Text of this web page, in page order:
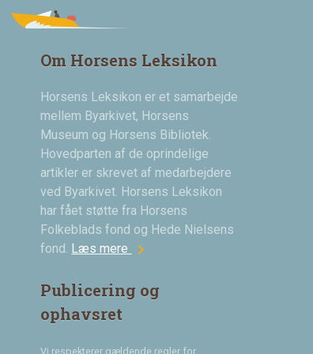
Om Horsens Leksikon
Horsens Leksikon er et samarbejde
mellem Byarkivet, Horsens
Museum og Horsens Bibliotek.
Hovedparten af de oprindelige
artikler er skrevet af medarbejdere
ved Byarkivet. Horsens Leksikon
har fået støtte fra Horsens
Folkeblads fond og Hede Nielsens
fond. Læs mere chevron_right
Publicering og
ophavsret
Vi respekterer gældende regler for